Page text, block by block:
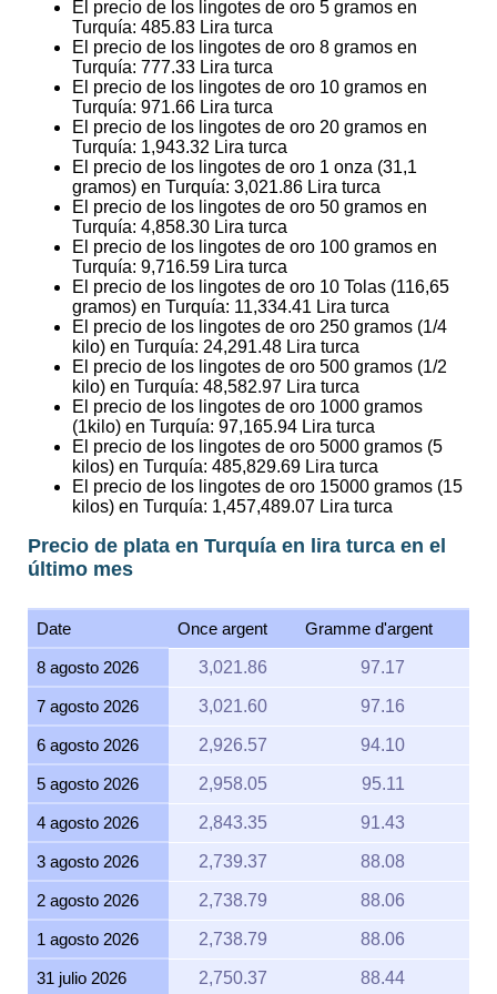
El precio de los lingotes de oro 5 gramos en
Turquía: 485.83 Lira turca
El precio de los lingotes de oro 8 gramos en
Turquía: 777.33 Lira turca
El precio de los lingotes de oro 10 gramos en
Turquía: 971.66 Lira turca
El precio de los lingotes de oro 20 gramos en
Turquía: 1,943.32 Lira turca
El precio de los lingotes de oro 1 onza (31,1
gramos) en Turquía: 3,021.86 Lira turca
El precio de los lingotes de oro 50 gramos en
Turquía: 4,858.30 Lira turca
El precio de los lingotes de oro 100 gramos en
Turquía: 9,716.59 Lira turca
El precio de los lingotes de oro 10 Tolas (116,65
gramos) en Turquía: 11,334.41 Lira turca
El precio de los lingotes de oro 250 gramos (1/4
kilo) en Turquía: 24,291.48 Lira turca
El precio de los lingotes de oro 500 gramos (1/2
kilo) en Turquía: 48,582.97 Lira turca
El precio de los lingotes de oro 1000 gramos
(1kilo) en Turquía: 97,165.94 Lira turca
El precio de los lingotes de oro 5000 gramos (5
kilos) en Turquía: 485,829.69 Lira turca
El precio de los lingotes de oro 15000 gramos (15
kilos) en Turquía: 1,457,489.07 Lira turca
Precio de plata en Turquía en lira turca en el
último mes
Date Once argent Gramme d'argent
8 agosto 2026 3,021.86 97.17
7 agosto 2026 3,021.60 97.16
6 agosto 2026 2,926.57 94.10
5 agosto 2026 2,958.05 95.11
4 agosto 2026 2,843.35 91.43
3 agosto 2026 2,739.37 88.08
2 agosto 2026 2,738.79 88.06
1 agosto 2026 2,738.79 88.06
31 julio 2026 2,750.37 88.44